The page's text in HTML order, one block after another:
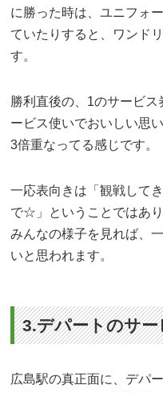
に勝った時は、ユニフォ
ていたりすると、ワンド
す。
勝利直後の、1のサービ
ービス使いでおいしい思
3倍重なってる感じです。
一応表向きは「観戦して
で☆」ということではあ
みんなの様子を見れば、
いと思われます。
3.デパートのサー
広島駅の真正面に、デパ